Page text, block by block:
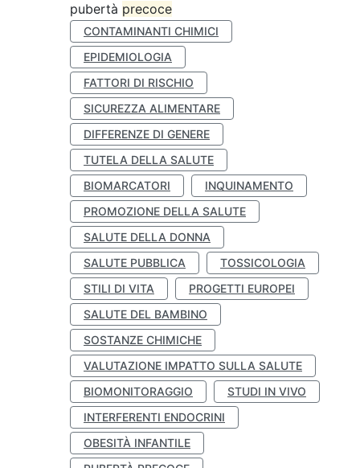
pubertà precoce
CONTAMINANTI CHIMICI
EPIDEMIOLOGIA
FATTORI DI RISCHIO
SICUREZZA ALIMENTARE
DIFFERENZE DI GENERE
TUTELA DELLA SALUTE
BIOMARCATORI
INQUINAMENTO
PROMOZIONE DELLA SALUTE
SALUTE DELLA DONNA
SALUTE PUBBLICA
TOSSICOLOGIA
STILI DI VITA
PROGETTI EUROPEI
SALUTE DEL BAMBINO
SOSTANZE CHIMICHE
VALUTAZIONE IMPATTO SULLA SALUTE
BIOMONITORAGGIO
STUDI IN VIVO
INTERFERENTI ENDOCRINI
OBESITÀ INFANTILE